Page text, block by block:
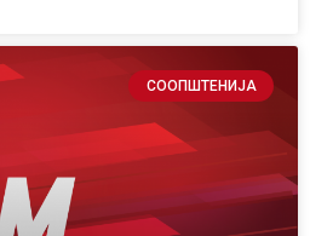
СООПШТЕНИЈА